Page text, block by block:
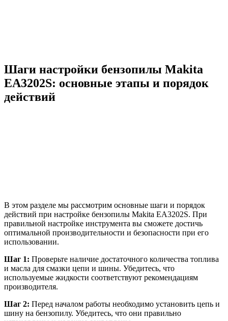
Шаги настройки бензопилы Makita
EA3202S: основные этапы и порядок
действий
В этом разделе мы рассмотрим основные шаги и порядок
действий при настройке бензопилы Makita EA3202S. При
правильной настройке инструмента вы сможете достичь
оптимальной производительности и безопасности при его
использовании.
Шаг 1: Проверьте наличие достаточного количества топлива
и масла для смазки цепи и шины. Убедитесь, что
используемые жидкости соответствуют рекомендациям
производителя.
Шаг 2: Перед началом работы необходимо установить цепь и
шину на бензопилу. Убедитесь, что они правильно